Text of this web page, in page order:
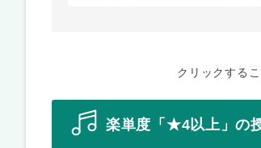
クリックする
楽単度「★4以上」の